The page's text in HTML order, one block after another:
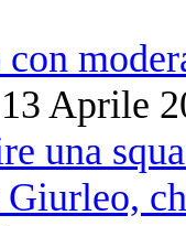
Aprile